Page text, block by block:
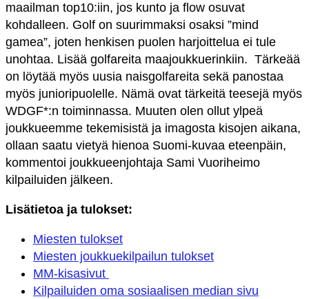
maailman top10:iin, jos kunto ja flow osuvat
kohdalleen. Golf on suurimmaksi osaksi ”mind
gamea”, joten henkisen puolen harjoittelua ei tule
unohtaa. Lisää golfareita maajoukkuerinkiin. Tärkeää
on löytää myös uusia naisgolfareita sekä panostaa
myös junioripuolelle. Nämä ovat tärkeitä teesejä myös
WDGF*:n toiminnassa. Muuten olen ollut ylpeä
joukkueemme tekemisistä ja imagosta kisojen aikana,
ollaan saatu vietyä hienoa Suomi-kuvaa eteenpäin,
kommentoi joukkueenjohtaja Sami Vuoriheimo
kilpailuiden jälkeen.
Lisätietoa ja tulokset:
Miesten tulokset
Miesten joukkuekilpailun tulokset
MM-kisasivut
Kilpailuiden oma sosiaalisen median sivu